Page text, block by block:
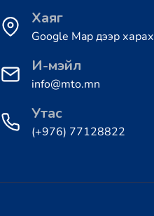
Хаяг
Google Map дээр харах
И-мэйл
info@mto.mn
Утас
(+976) 77128822